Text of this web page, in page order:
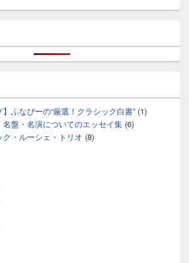
】ふなぴーの“厳選！クラシック白書” (1)
名盤・名演についてのエッセイ集 (6)
ク・ルーシェ・トリオ (8)